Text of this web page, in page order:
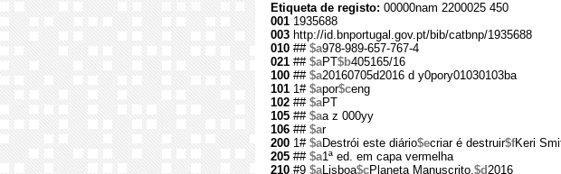
Etiqueta de registo: 00000nam 2200025 450
001 1935688
003 http://id.bnportugal.gov.pt/bib/catbnp/1935688
010 ## $a978-989-657-767-4
021 ## $aPT$b405165/16
100 ## $a20160705d2016 d y0pory01030103ba
101 1# $apor$ceng
102 ## $aPT
105 ## $aa z 000yy
106 ## $ar
200 1# $aDestrói este diário$ecriar é destruir$fKeri
205 ## $a1ª ed. em capa vermelha
210 #9 $aLisboa$cPlaneta Manuscrito,$d2016